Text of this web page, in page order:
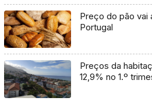
Preço do pão vai
Portugal
Preços da
12,9% no 1.º